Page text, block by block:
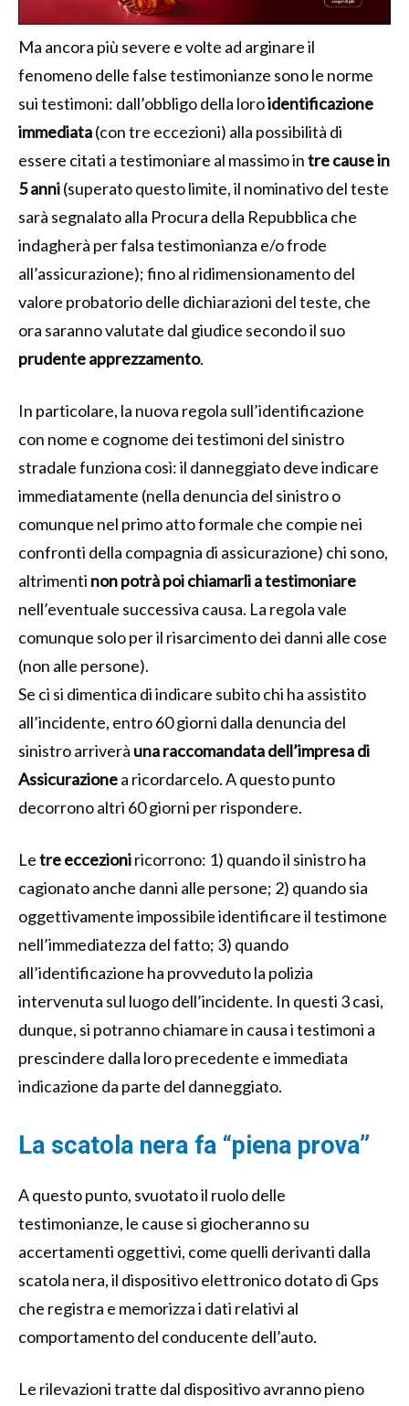
Ma ancora più severe e volte ad arginare il
fenomeno delle false testimonianze sono le norme
sui testimoni: dall’obbligo della loroidentificazione
immediata(con tre eccezioni) alla possibilità di
essere citati a testimoniare al massimo intre cause in
5 anni(superato questo limite, il nominativo del teste
sarà segnalato alla Procura della Repubblica che
indagherà per falsa testimonianza e/o frode
all’assicurazione); fino al ridimensionamento del
valore probatorio delle dichiarazioni del teste, che
ora saranno valutate dal giudice secondo il suo
prudente apprezzamento.
In particolare, la nuova regola sull’identificazione
con nome e cognome dei testimoni del sinistro
stradale funziona così: il danneggiato deve indicare
immediatamente (nella denuncia del sinistro o
comunque nel primo atto formale che compie nei
confronti della compagnia di assicurazione) chi sono,
altrimenti non potrà poi chiamarli a testimoniare
nell’eventuale successiva causa. La regola vale
comunque solo per il risarcimento dei danni alle cose
(non alle persone).
Se ci si dimentica di indicare subito chi ha assistito
all’incidente, entro 60 giorni dalla denuncia del
sinistro arriverà una raccomandata dell’impresa di
Assicurazionea ricordarcelo. A questo punto
decorrono altri 60 giorni per rispondere.
Letre eccezioniricorrono: 1) quando il sinistro ha
cagionato anche danni alle persone; 2) quando sia
oggettivamente impossibile identificare il testimone
nell’immediatezza del fatto; 3) quando
all’identificazione ha provveduto la polizia
intervenuta sul luogo dell’incidente. In questi 3 casi,
dunque, si potranno chiamare in causa i testimoni a
prescindere dalla loro precedente e immediata
indicazione da parte del danneggiato.
La scatola nera fa “piena prova”
A questo punto, svuotato il ruolo delle
testimonianze, le cause si giocheranno su
accertamenti oggettivi, come quelli derivanti dalla
scatola nera, il dispositivo elettronico dotato di Gps
che registra e memorizza i dati relativi al
comportamento del conducente dell’auto.
Le rilevazioni tratte dal dispositivo avranno pieno